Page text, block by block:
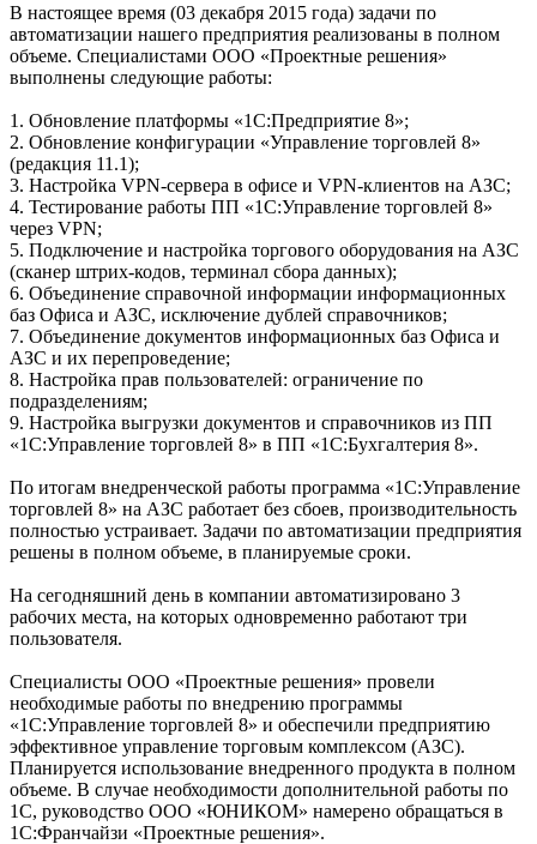
В настоящее время (03 декабря 2015 года) задачи по
автоматизации нашего предприятия реализованы в полном
объеме. Специалистами ООО «Проектные решения»
выполнены следующие работы:
1. Обновление платформы «1С:Предприятие 8»;
2. Обновление конфигурации «Управление торговлей 8»
(редакция 11.1);
3. Настройка VPN-сервера в офисе и VPN-клиентов на АЗС;
4. Тестирование работы ПП «1С:Управление торговлей 8»
через VPN;
5. Подключение и настройка торгового оборудования на АЗС
(сканер штрих-кодов, терминал сбора данных);
6. Объединение справочной информации информационных
баз Офиса и АЗС, исключение дублей справочников;
7. Объединение документов информационных баз Офиса и
АЗС и их перепроведение;
8. Настройка прав пользователей: ограничение по
подразделениям;
9. Настройка выгрузки документов и справочников из ПП
«1С:Управление торговлей 8» в ПП «1С:Бухгалтерия 8».
По итогам внедренческой работы программа «1С:Управление
торговлей 8» на АЗС работает без сбоев, производительность
полностью устраивает. Задачи по автоматизации предприятия
решены в полном объеме, в планируемые сроки.
На сегодняшний день в компании автоматизировано 3
рабочих места, на которых одновременно работают три
пользователя.
Специалисты ООО «Проектные решения» провели
необходимые работы по внедрению программы
«1С:Управление торговлей 8» и обеспечили предприятию
эффективное управление торговым комплексом (АЗС).
Планируется использование внедренного продукта в полном
объеме. В случае необходимости дополнительной работы по
1С, руководство ООО «ЮНИКОМ» намерено обращаться в
1С:Франчайзи «Проектные решения».